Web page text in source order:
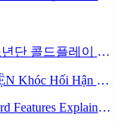
BTS X Coldplay My Universe Lyrics 방탄소년단 콜드플레이 My Universe 가사 Color Coded Lyrics Han Rom Eng Mp3
Phi Nhung QU A ĐỜI Chồng Cũ XUẤT HIỆN Khóc Hối Hận Vì Làm Điều KHỦNG KHIẾP Với Cô Mp3
2022 Ford Maverick Trim Levels And Standard Features Explained Mp3